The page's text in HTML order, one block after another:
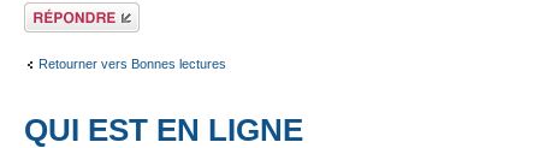
Répondre
Retourner vers Bonnes lectures
QUI EST EN LIGNE